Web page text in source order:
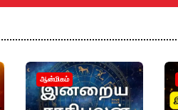
ஆன்மிகம்